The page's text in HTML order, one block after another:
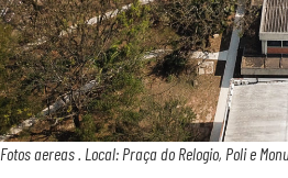
Fotos aereas . Local: Praça do Relogio, Poli e